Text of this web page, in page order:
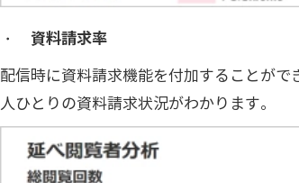
・ 資料請求率
配信時に資料請求機能を付加することが
人ひとりの資料請求状況がわかります。